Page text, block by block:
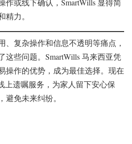
作或线下确认，SmartWills 显得简
力。
、复杂操作和信息不透明等痛点，
这些问题。SmartWills 马来西亚凭
操作的优势，成为最佳选择。现在
上遗嘱服务，为家人留下安心保
免未来纠纷。